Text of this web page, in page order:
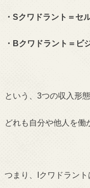
・Sクワドラント＝セ
・Bクワドラント＝ビ
という、3つの収入形
どれも自分や他人を働
つまり、Iクワドラント